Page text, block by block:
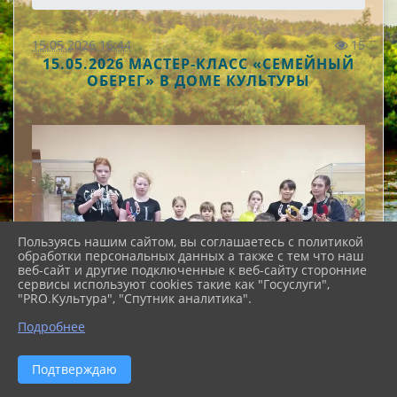
15.05.2026 16:44 15
15.05.2026 МАСТЕР‑КЛАСС «СЕМЕЙНЫЙ
ОБЕРЕГ» В ДОМЕ КУЛЬТУРЫ
Пользуясь нашим сайтом, вы соглашаетесь с политикой
обработки персональных данных а также с тем что наш
веб-сайт и другие подключенные к веб-сайту сторонние
сервисы используют cookies такие как "Госуслуги",
"PRO.Культура", "Спутник аналитика".
Подробнее
Подтверждаю